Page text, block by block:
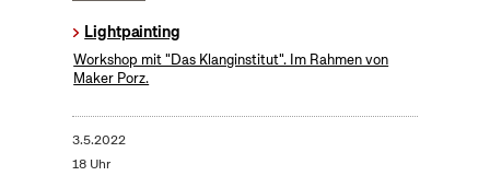
Lightpainting
Workshop mit "Das Klanginstitut". Im Rahmen von
Maker Porz.
3.5.2022
18 Uhr